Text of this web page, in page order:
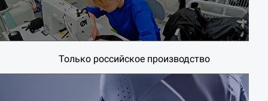
Только российское производство